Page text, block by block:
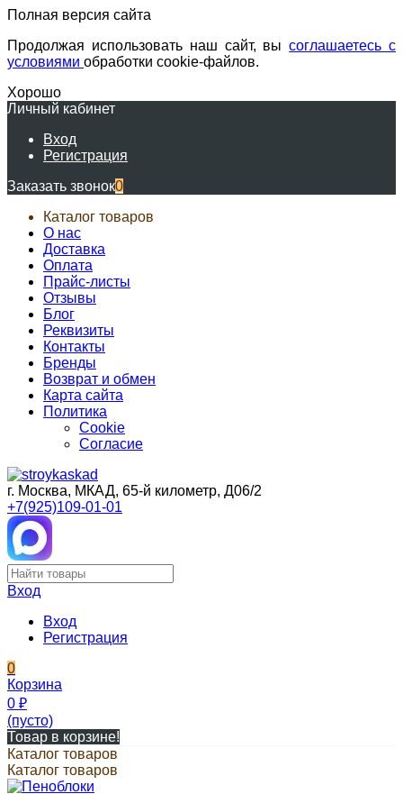
Полная версия сайта
Продолжая использовать наш сайт, высоглашаетесь с
условиями обработки cookie-файлов.
Хорошо
Личный кабинет
Вход
Регистрация
Заказать звонок0
Каталог товаров
О нас
Доставка
Оплата
Прайс-листы
Отзывы
Блог
Реквизиты
Контакты
Бренды
Возврат и обмен
Карта сайта
Политика
Cookie
Согласие
г. Москва, МКАД, 65-й километр, Д06/2
+7(925)109-01-01
Вход
Вход
Регистрация
0
Корзина
0 ₽
(пусто)
Товар в корзине!
Каталог товаров
Каталог товаров